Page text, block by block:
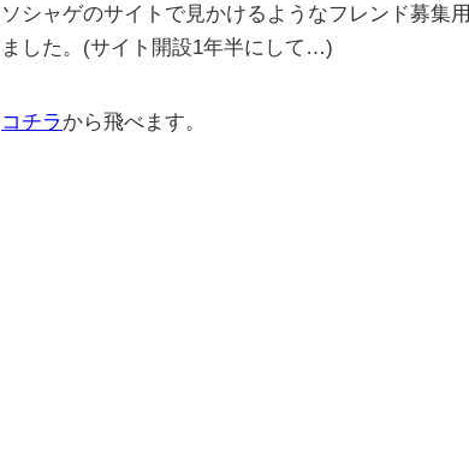
シャゲのサイトで見かけるようなフレンド募集用
した。(サイト開設1年半にして…)
コチラ から飛べます。